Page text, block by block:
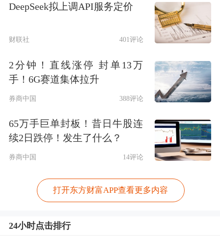
DeepSeek拟上调API服务定价
财联社 401评论
2分钟！直线涨停 封单13万
手！6G赛道集体拉升
券商中国 388评论
65万手巨单封板！昔日牛股连
续2日跌停！发生了什么？
券商中国 14评论
打开东方财富APP查看更多内容
24小时点击排行